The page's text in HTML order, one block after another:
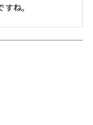
ね。